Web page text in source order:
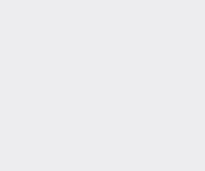
filmu “Life in a Year" z
festiwalach, takich
Top w Sopocie. Koncertowali
a także supportowali